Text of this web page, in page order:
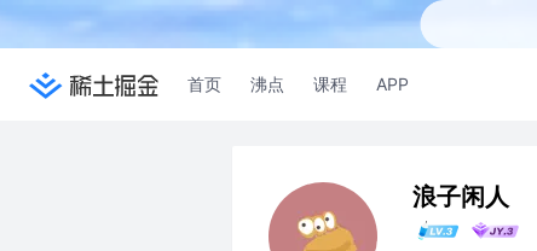
首页 沸点 课程 APP
浪子闲人